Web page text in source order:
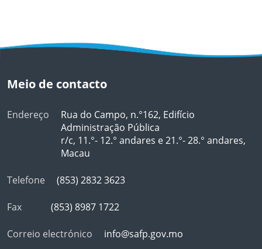
Meio de contacto
Endereço
Rua do Campo, n.°162, Edifício
Administração Pública
r/c, 11.°- 12.° andares e 21.°- 28.° andares,
Macau
Telefone (853) 2832 3623
Fax (853) 8987 1722
Correio electrónico info@safp.gov.mo